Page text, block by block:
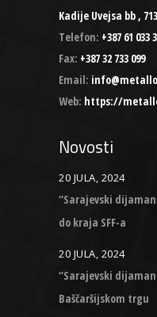
Kadije Uvejsa bb ,
Telefon: +387 61 033
Fax: +387 32 733 099
Email:
Web: https://
Novosti
20 JULA, 2024
“Sarajevski
do kraja SFF-a
20 JULA, 2024
“Sarajevski
Baščaršijskom trgu